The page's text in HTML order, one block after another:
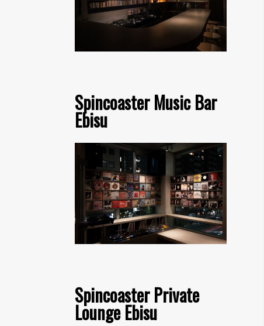
Spincoaster Music Bar
Ebisu
Spincoaster Private
Lounge Ebisu